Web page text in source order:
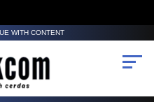
WITH CONTENT